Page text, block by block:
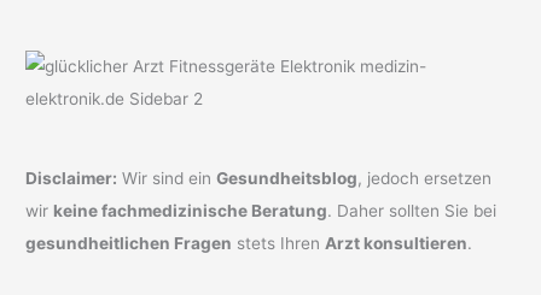
Disclaimer: Wir sind einGesundheitsblog, jedoch ersetzen
wir keine fachmedizinische Beratung. Daher sollten Sie bei
gesundheitlichen Fragen stets Ihren Arzt konsultieren.